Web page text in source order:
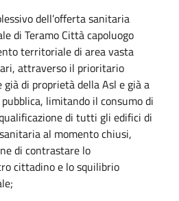
dell’offerta sanitaria
di Teramo Città capoluogo
territoriale di area vasta
attraverso il prioritario
di proprietà della Asl e già a
limitando il consumo di
di tutti gli edifici di
al momento chiusi,
di contrastare lo
cittadino e lo squilibrio